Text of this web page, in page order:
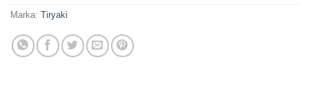
Marka: Tiryaki